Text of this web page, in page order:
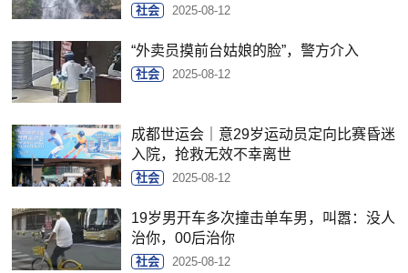
社会 2025-08-12
“外卖员摸前台姑娘的脸”，警方介入
社会 2025-08-12
成都世运会｜意29岁运动员定向比赛昏迷
入院，抢救无效不幸离世
社会 2025-08-12
19岁男开车多次撞击单车男，叫嚣：没人
治你，00后治你
社会 2025-08-12